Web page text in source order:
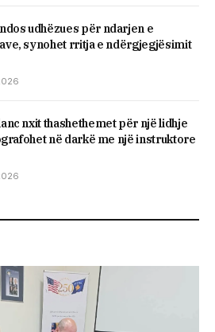
udhëzues për ndarjen e
synohet rritja e ndërgjegjësimit
nxit thashethemet për një lidhje
në darkë me një instruktore